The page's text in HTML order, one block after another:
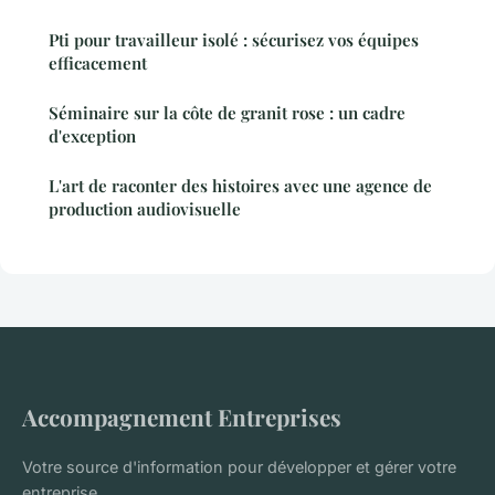
Pti pour travailleur isolé : sécurisez vos équipes
efficacement
Séminaire sur la côte de granit rose : un cadre
d'exception
L'art de raconter des histoires avec une agence de
production audiovisuelle
Accompagnement Entreprises
Votre source d'information pour développer et gérer votre